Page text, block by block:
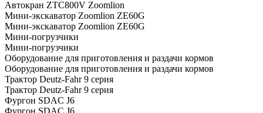
Автокран ZTC800V Zoomlion
Мини-экскаватор Zoomlion ZE60G
Мини-экскаватор Zoomlion ZE60G
Мини-погрузчики
Мини-погрузчики
Оборудование для приготовления и раздачи кормов
Оборудование для приготовления и раздачи кормов
Трактор Deutz-Fahr 9 серия
Трактор Deutz-Fahr 9 серия
Фургон SDAC J6
Фургон SDAC J6